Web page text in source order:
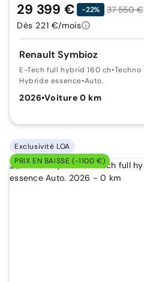
Renault Symbioz
E-Tech full hybrid 160 ch•Techno
Hybride essence•Auto.
2026•Voiture 0 km
29 399 € -22%
37 550 €
Dès 221 €/mois
Exclusivité LOA
PRIX EN BAISSE (-1100 €)